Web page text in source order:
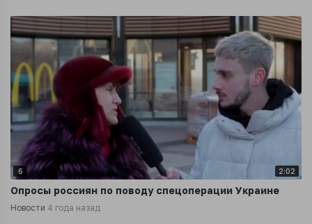
6 2:02
Опросы россиян по поводу спецоперации Украине
Новости 4 года назад